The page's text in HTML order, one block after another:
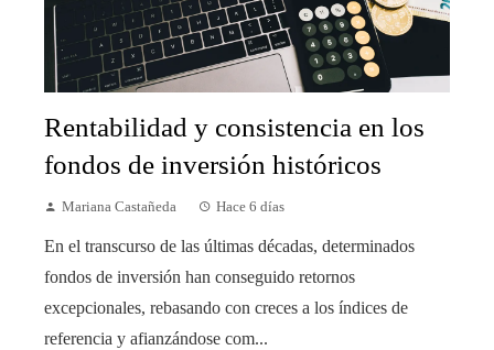
Rentabilidad y consistencia en los
fondos de inversión históricos
Mariana Castañeda Hace 6 días
En el transcurso de las últimas décadas, determinados
fondos de inversión han conseguido retornos
excepcionales, rebasando con creces a los índices de
referencia y afianzándose com...